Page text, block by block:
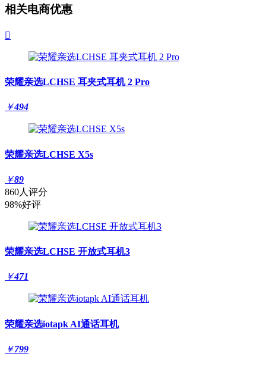
相关电商优惠

荣耀亲选LCHSE 耳夹式耳机 2 Pro
￥494
荣耀亲选LCHSE X5s
￥89
860人评分
98%好评
荣耀亲选LCHSE 开放式耳机3
￥471
荣耀亲选iotapk AI通话耳机
￥799